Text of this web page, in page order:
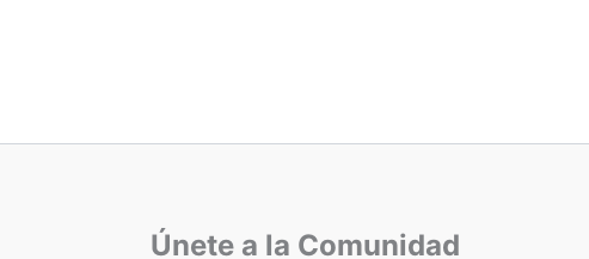
Únete a la Comunidad